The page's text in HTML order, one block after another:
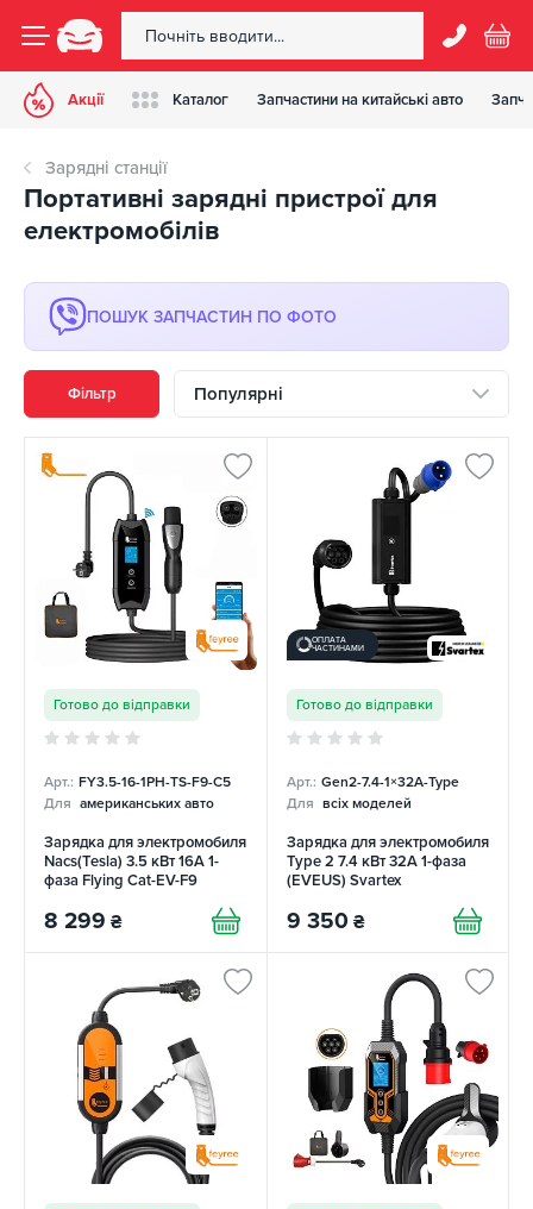
Акції Каталог Запчастини на китайські авто
Зарядні станції
Портативні зарядні пристрої для
електромобілів
ПОШУК ЗАПЧАСТИН ПО ФОТО
Фільтр Популярні
Готово до відправки
Арт.: FY3.5-16-1PH-TS-F9-C5
Для американських авто
Зарядка для электромобиля
Nacs(Tesla) 3.5 кВт 16А 1-
фаза Flying Cat-EV-F9
8 299 ₴
ОПЛАТА
ЧАСТИНАМИ
Готово до відправки
Арт.: Gen2-7.4-1×32А-Type
Для всіх моделей
Зарядка для электромобиля
Type 2 7.4 кВт 32А 1-фаза
(EVEUS) Svartex
9 350 ₴